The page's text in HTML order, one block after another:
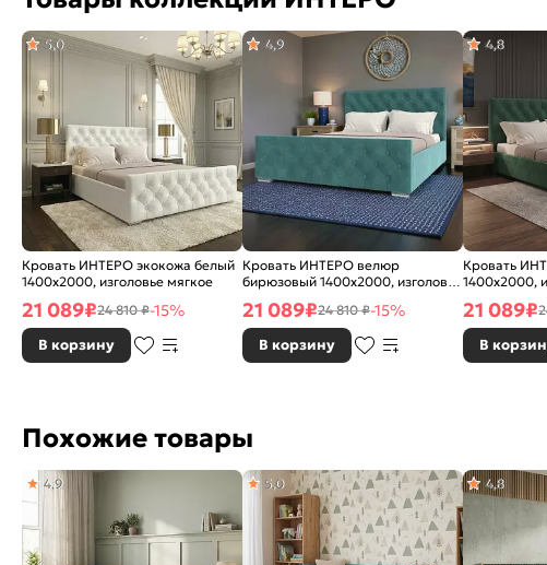
Кровать ИНТЕРО экокожа белый
1400x2000, изголовье мягкое
5,0
21 089₽24 810 ₽-15%
В корзину
Кровать ИНТЕРО велюр
бирюзовый 1400x2000, изголовье
4,9
21 089₽24 810 ₽-15%
В корзину
Кровать
1400x2000,
4,8
21 089₽
В
Похожие товары
4,9 5,0 4,8